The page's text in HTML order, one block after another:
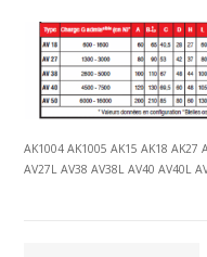
AK1004 AK1005 AK15 AK18 AK27
AV27L AV38 AV38L AV40 AV40L